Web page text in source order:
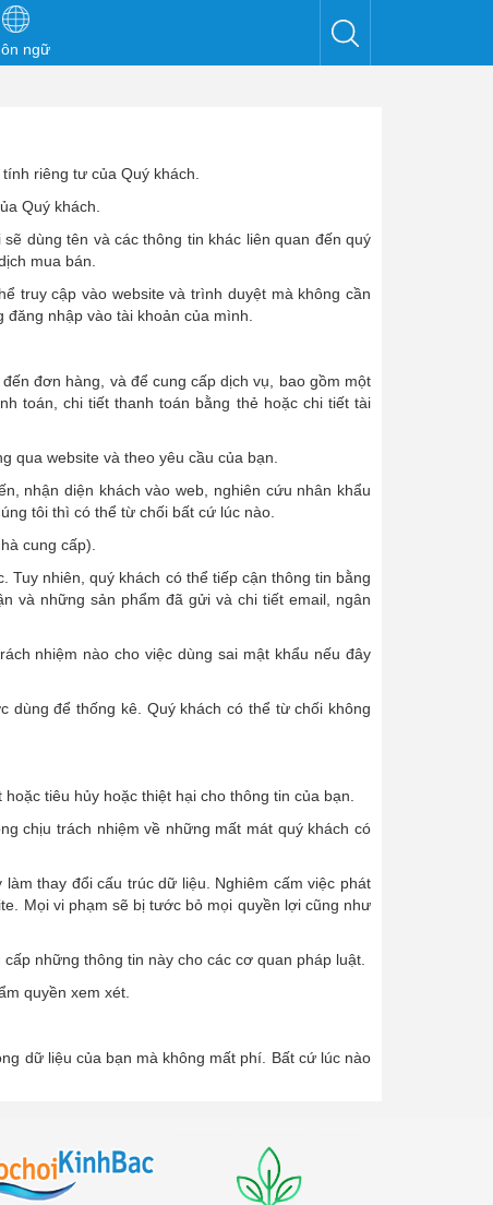
ngữ
riêng tư của Quý khách.
Quý khách.
dùng tên và các thông tin khác liên quan đến quý
mua bán.
truy cập vào website và trình duyệt mà không cần
nhập vào tài khoản của mình.
đơn hàng, và để cung cấp dịch vụ, bao gồm một
toán, chi tiết thanh toán bằng thẻ hoặc chi tiết tài
qua website và theo yêu cầu của bạn.
nhận diện khách vào web, nghiên cứu nhân khẩu
tôi thì có thể từ chối bất cứ lúc nào.
cung cấp).
nhiên, quý khách có thể tiếp cận thông tin bằng
và những sản phẩm đã gửi và chi tiết email, ngân
nhiệm nào cho việc dùng sai mật khẩu nếu đây
để thống kê. Quý khách có thể từ chối không
tiêu hủy hoặc thiệt hại cho thông tin của bạn.
chịu trách nhiệm về những mất mát quý khách có
thay đổi cấu trúc dữ liệu. Nghiêm cấm việc phát
Mọi vi phạm sẽ bị tước bỏ mọi quyền lợi cũng như
những thông tin này cho các cơ quan pháp luật.
quyền xem xét.
dữ liệu của bạn mà không mất phí. Bất cứ lúc nào